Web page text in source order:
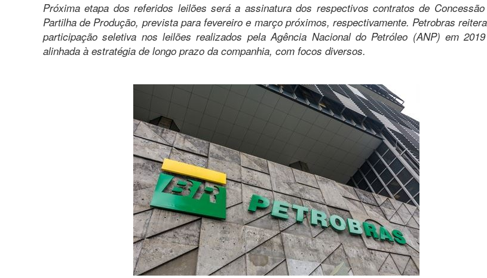
Próxima etapa dos referidos leilões será a assinatura dos respectivos contratos de
Partilha de Produção, prevista para fevereiro e março próximos, respectivamente. Petrobras
participação seletiva nos leilões realizados pela Agência Nacional do Petróleo (ANP) em
alinhada à estratégia de longo prazo da companhia, com focos diversos.